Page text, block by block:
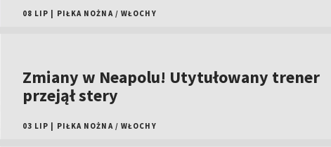
08 LIP PIŁKA NOŻNA / WŁOCHY
Zmiany w Neapolu! Utytułowany trener
przejął stery
03 LIP PIŁKA NOŻNA / WŁOCHY